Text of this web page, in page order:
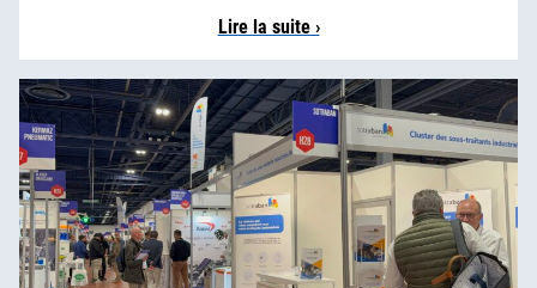
Lire la suite ›